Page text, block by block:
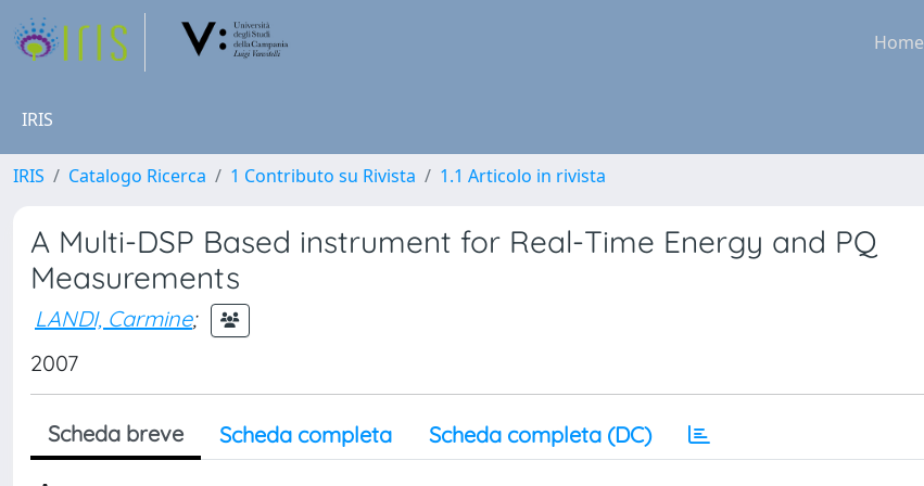
Home
IRIS
IRIS Catalogo Ricerca 1 Contributo su Rivista 1.1 Articolo in rivista
A Multi-DSP Based instrument for Real-Time Energy and PQ
Measurements
LANDI, Carmine;
2007
Scheda breve Scheda completa Scheda completa (DC)